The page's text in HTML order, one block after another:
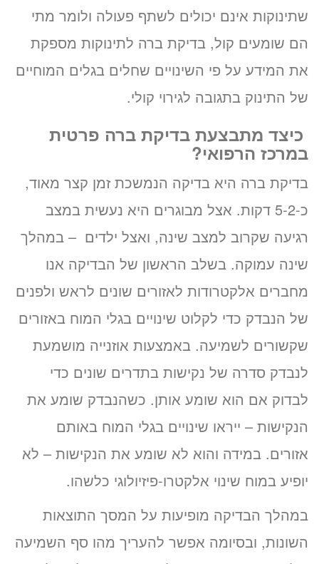
שתינוקות אינם יכולים לשתף פעולה ולומר מתי
הם שומעים קול, בדיקת ברה לתינוקות מספקת
את המידע על פי השינויים שחלים בגלים המוחיים
של התינוק בתגובה לגירוי קולי.
כיצד מתבצעת בדיקת ברה פרטית
במרכז הרפואי?
בדיקת ברה היא בדיקה הנמשכת זמן קצר מאוד,
כ-5-2 דקות. אצל מבוגרים היא נעשית במצב
רגיעה שקרוב למצב שינה, ואצל ילדים – במהלך
שינה עמוקה. בשלב הראשון של הבדיקה אנו
מחברים אלקטרודות לאזורים שונים לראש ולפנים
של הנבדק כדי לקלוט שינויים בגלי המוח באזורים
שקשורים לשמיעה. באמצעות אוזנייה מושמעת
לנבדק סדרה של נקישות בתדרים שונים כדי
לבדוק אם הוא שומע אותן. כשהנבדק שומע את
הנקישות – ייראו שינויים בגלי המוח באותם
אזורים. במידה והוא לא שומע את הנקישות – לא
יופיע במוח שינוי אלקטרו-פיזיולוגי כלשהו.
במהלך הבדיקה מופיעות על המסך התוצאות
השונות, ובסיומה אפשר להעריך מהו סף השמיעה